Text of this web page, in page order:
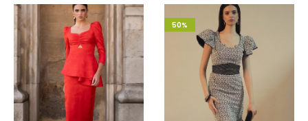
era:
€ 285,00.
50%